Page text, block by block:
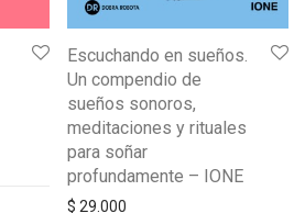
Escuchando en sueños.
Un compendio de
sueños sonoros,
meditaciones y rituales
para soñar
profundamente – IONE
$ 29.000